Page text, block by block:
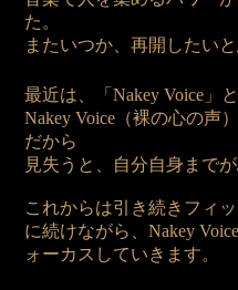
た。
またいつか、再開したい
最近は、「Nakey Voice」
Nakey Voice（裸の心の声
だから
見失うと、自分自身まで
これからは引き続きフィ
に続けながら、Nakey
ォーカスしていきます。